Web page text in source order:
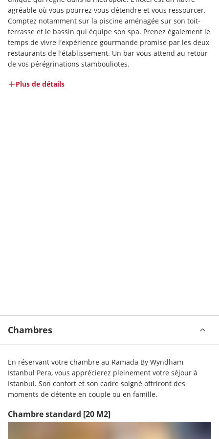
agréable où vous pourrez vous détendre et vous ressourcer.
Comptez notamment sur la piscine aménagée sur son toit-
terrasse et le bassin qui équipe son spa. Prenez également le
temps de vivre l'expérience gourmande promise par les deux
restaurants de l'établissement. Un bar vous attend au retour
de vos pérégrinations stambouliotes.
Plus de détails
Chambres
En réservant votre chambre au Ramada By Wyndham
Istanbul Pera, vous apprécierez pleinement votre séjour à
Istanbul. Son confort et son cadre soigné offriront des
moments de détente en couple ou en famille.
Chambre standard [20 M2]